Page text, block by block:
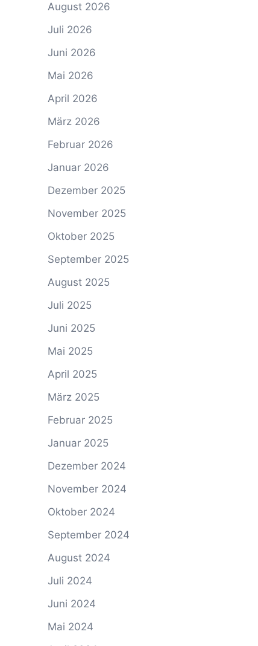
August 2026
Juli 2026
Juni 2026
Mai 2026
April 2026
März 2026
Februar 2026
Januar 2026
Dezember 2025
November 2025
Oktober 2025
September 2025
August 2025
Juli 2025
Juni 2025
Mai 2025
April 2025
März 2025
Februar 2025
Januar 2025
Dezember 2024
November 2024
Oktober 2024
September 2024
August 2024
Juli 2024
Juni 2024
Mai 2024